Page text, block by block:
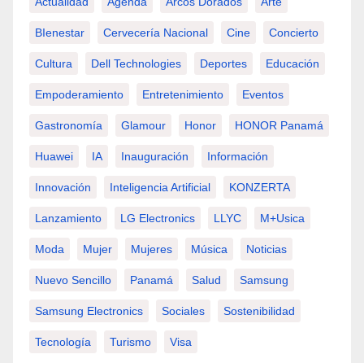
BIenestar Cervecería Nacional Cine Concierto
Cultura Dell Technologies Deportes Educación
Empoderamiento Entretenimiento Eventos
Gastronomía Glamour Honor HONOR Panamá
Huawei IA Inauguración Información
Innovación Inteligencia Artificial KONZERTA
Lanzamiento LG Electronics LLYC M+usica
Moda Mujer Mujeres Música Noticias
Nuevo Sencillo Panamá Salud Samsung
Samsung Electronics Sociales Sostenibilidad
Tecnología Turismo Visa